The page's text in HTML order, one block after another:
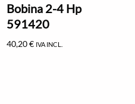
Bobina 2-4 Hp
591420
40,20€ IVA INCL.